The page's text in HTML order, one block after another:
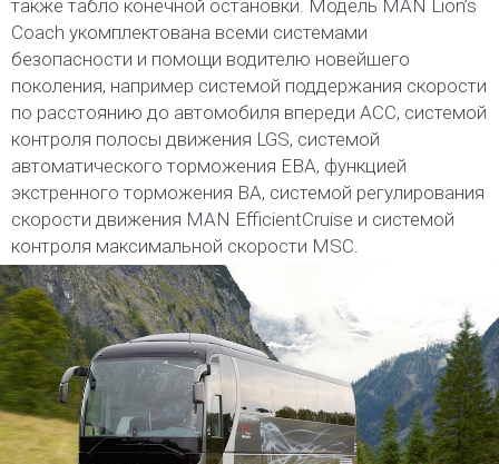
также табло конечной остановки. Модель MAN Lion’s
Coach укомплектована всеми системами
безопасности и помощи водителю новейшего
поколения, например системой поддержания скорости
по расстоянию до автомобиля впереди ACC, системой
контроля полосы движения LGS, системой
автоматического торможения EBA, функцией
экстренного торможения BA, системой регулирования
скорости движения MAN EfficientCruise и системой
контроля максимальной скорости MSC.